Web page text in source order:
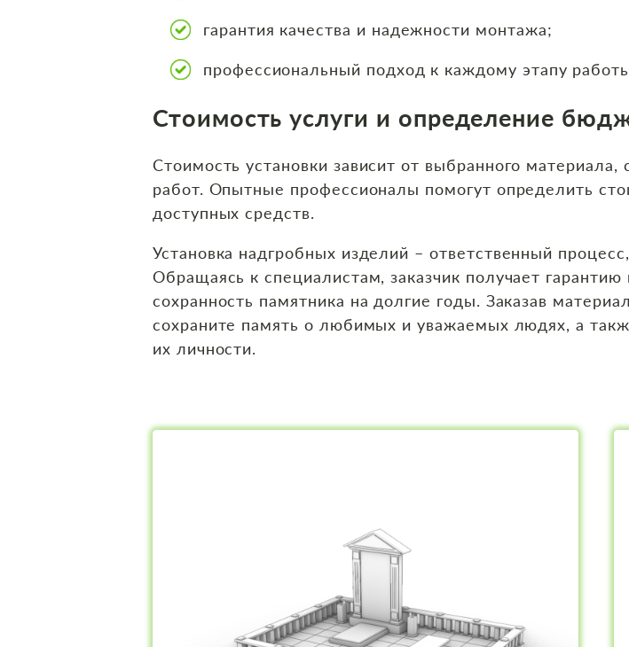
гарантия качества и надежности монтажа;
профессиональный подход к каждому этапу
Стоимость услуги и определение
Стоимость установки зависит от выбранного
работ. Опытные профессионалы помогут определить
доступных средств.
Установка надгробных изделий – ответственный
Обращаясь к специалистам, заказчик получает
сохранность памятника на долгие годы. Заказав
сохраните память о любимых и уважаемых людях, а
их личности.